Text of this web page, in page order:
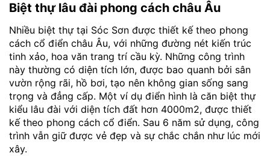
Biệt thự lâu đài phong cách châu Âu
Nhiều biệt thự tại Sóc Sơn được thiết kế theo phong
cách cổ điển châu Âu, với những đường nét kiến trúc
tinh xảo, hoa văn trang trí cầu kỳ. Những công trình
này thường có diện tích lớn, được bao quanh bởi sân
vườn rộng rãi, hồ bơi, tạo nên không gian sống sang
trọng và đẳng cấp. Một ví dụ điển hình là căn biệt thự
kiểu lâu đài với diện tích đất hơn 4000m2, được thiết
kế theo phong cách cổ điển. Sau 6 năm sử dụng, công
trình vẫn giữ được vẻ đẹp và sự chắc chắn như lúc mới
xây.